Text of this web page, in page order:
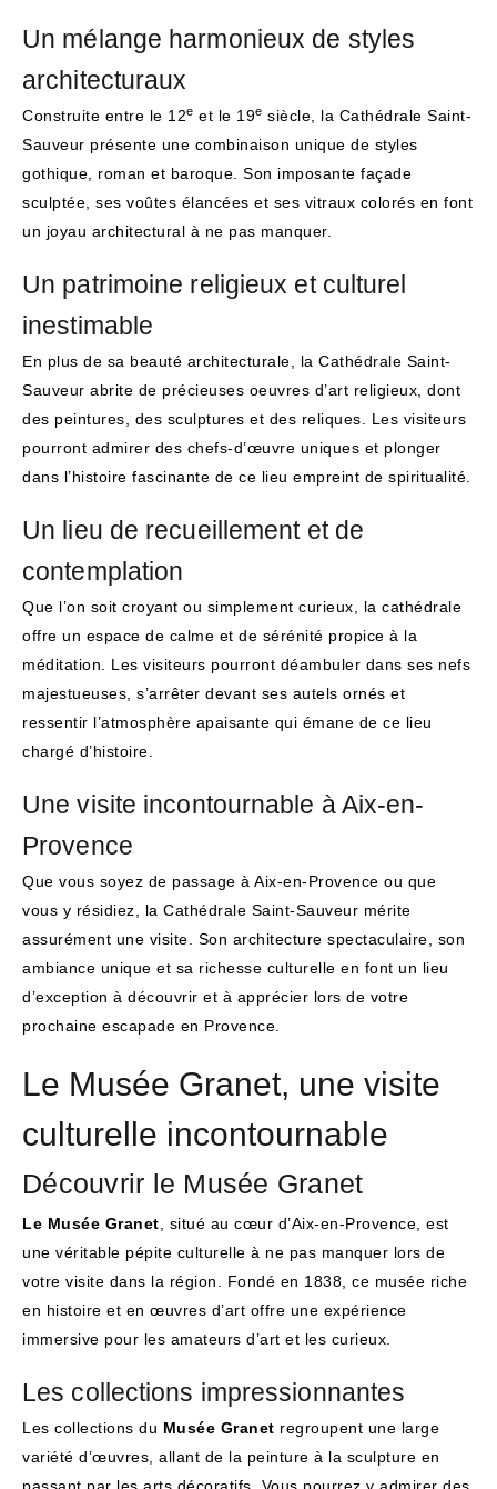
Un mélange harmonieux de styles
architecturaux
Construite entre le 12e et le 19e siècle, la Cathédrale Saint-
Sauveur présente une combinaison unique de styles
gothique, roman et baroque. Son imposante façade
sculptée, ses voûtes élancées et ses vitraux colorés en font
un joyau architectural à ne pas manquer.
Un patrimoine religieux et culturel
inestimable
En plus de sa beauté architecturale, la Cathédrale Saint-
Sauveur abrite de précieuses oeuvres d’art religieux, dont
des peintures, des sculptures et des reliques. Les visiteurs
pourront admirer des chefs-d’œuvre uniques et plonger
dans l’histoire fascinante de ce lieu empreint de spiritualité.
Un lieu de recueillement et de
contemplation
Que l’on soit croyant ou simplement curieux, la cathédrale
offre un espace de calme et de sérénité propice à la
méditation. Les visiteurs pourront déambuler dans ses nefs
majestueuses, s’arrêter devant ses autels ornés et
ressentir l’atmosphère apaisante qui émane de ce lieu
chargé d’histoire.
Une visite incontournable à Aix-en-
Provence
Que vous soyez de passage à Aix-en-Provence ou que
vous y résidiez, la Cathédrale Saint-Sauveur mérite
assurément une visite. Son architecture spectaculaire, son
ambiance unique et sa richesse culturelle en font un lieu
d’exception à découvrir et à apprécier lors de votre
prochaine escapade en Provence.
Le Musée Granet, une visite
culturelle incontournable
Découvrir le Musée Granet
Le Musée Granet , situé au cœur d’Aix-en-Provence, est
une véritable pépite culturelle à ne pas manquer lors de
votre visite dans la région. Fondé en 1838, ce musée riche
en histoire et en œuvres d’art offre une expérience
immersive pour les amateurs d’art et les curieux.
Les collections impressionnantes
Les collections du Musée Granet regroupent une large
variété d’œuvres, allant de la peinture à la sculpture en